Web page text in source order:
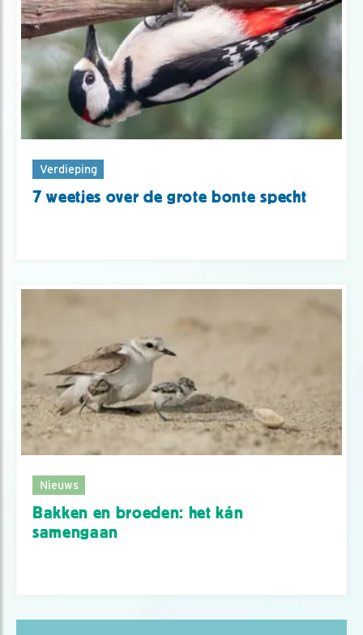
Verdieping
7 weetjes over de grote bonte specht
Nieuws
Bakken en broeden: het kán
samengaan